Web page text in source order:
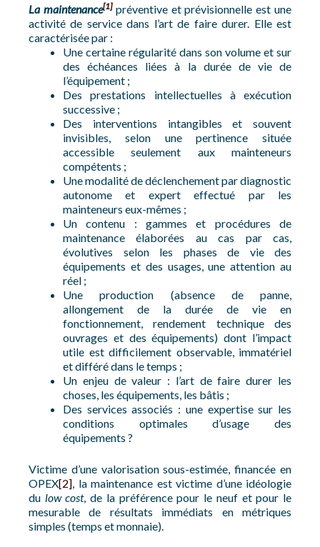
La maintenance[1]préventive et prévisionnelle est une
activité de service dans l’art de faire durer. Elle est
caractérisée par :
Une certaine régularité dans son volume et sur
des échéances liées à la durée de vie de
l’équipement ;
Des prestations intellectuelles à exécution
successive ;
Des interventions intangibles et souvent
invisibles, selon une pertinence située
accessible seulement aux mainteneurs
compétents ;
Une modalité de déclenchement par diagnostic
autonome et expert effectué par les
mainteneurs eux-mêmes ;
Un contenu : gammes et procédures de
maintenance élaborées au cas par cas,
évolutives selon les phases de vie des
équipements et des usages, une attention au
réel ;
Une production (absence de panne,
allongement de la durée de vie en
fonctionnement, rendement technique des
ouvrages et des équipements) dont l’impact
utile est difficilement observable, immatériel
et différé dans le temps ;
Un enjeu de valeur : l’art de faire durer les
choses, les équipements, les bâtis ;
Des services associés : une expertise sur les
conditions optimales d’usage des
équipements ?
Victime d’une valorisation sous-estimée, financée en
OPEX[2], la maintenance est victime d’une idéologie
du low cost, de la préférence pour le neuf et pour le
mesurable de résultats immédiats en métriques
simples (temps et monnaie).